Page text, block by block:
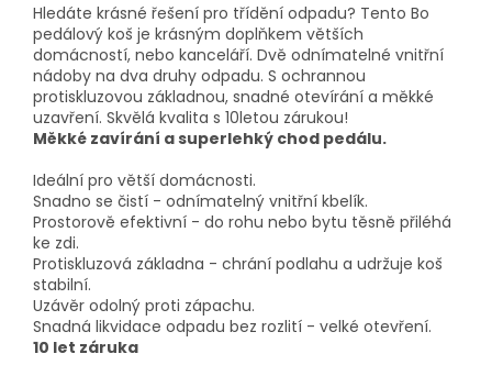
Hledáte krásné řešení pro třídění odpadu? Tento Bo
pedálový koš je krásným doplňkem větších
domácností, nebo kanceláří. Dvě odnímatelné vnitřní
nádoby na dva druhy odpadu. S ochrannou
protiskluzovou základnou, snadné otevírání a měkké
uzavření. Skvělá kvalita s 10letou zárukou!
Měkké zavírání a superlehký chod pedálu.
Ideální pro větší domácnosti.
Snadno se čistí - odnímatelný vnitřní kbelík.
Prostorově efektivní - do rohu nebo bytu těsně přiléhá
ke zdi.
Protiskluzová základna - chrání podlahu a udržuje koš
stabilní.
Uzávěr odolný proti zápachu.
Snadná likvidace odpadu bez rozlití - velké otevření.
10 let záruka